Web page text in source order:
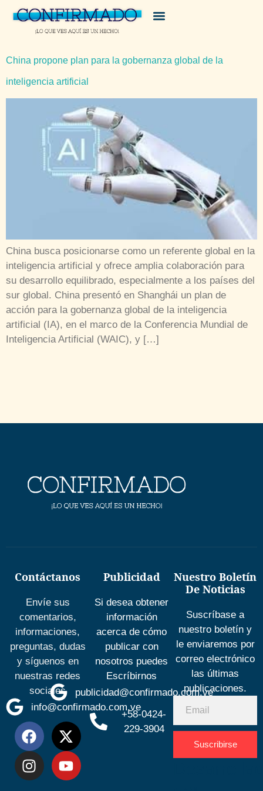
China propone plan para la gobernanza global de la
inteligencia artificial
China busca posicionarse como un referente global en la
inteligencia artificial y ofrece amplia colaboración para
su desarrollo equilibrado, especialmente a los países del
sur global. China presentó en Shanghái un plan de
acción para la gobernanza global de la inteligencia
artificial (IA), en el marco de la Conferencia Mundial de
Inteligencia Artificial (WAIC), y […]
Contáctanos
Envíe sus
comentarios,
informaciones,
preguntas, dudas
y síguenos en
nuestras redes
sociales
info@confirmado.com.ve
Publicidad
Si desea obtener
información
acerca de cómo
publicar con
nosotros puedes
Escríbirnos
publicidad@confirmado.com.ve
+58-0424-
229-3904
Nuestro Boletín
De Noticias
Suscríbase a
nuestro boletín y
le enviaremos por
correo electrónico
las últimas
publicaciones.
Suscribirse